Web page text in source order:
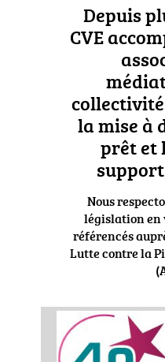
Depuis
CVE
la mise à
prêt et
Nous
législation en
référencés
Lutte contre la